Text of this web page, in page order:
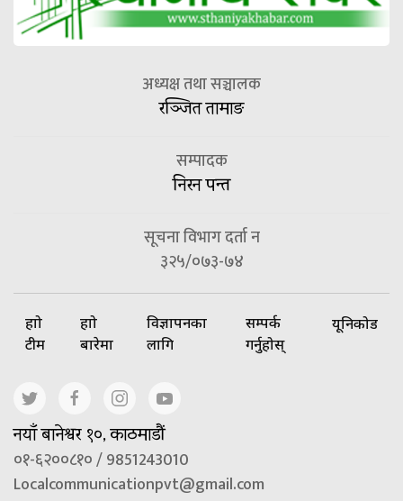
अध्यक्ष तथा सञ्चालक
रञ्जित तामाङ
सम्पादक
निरन पन्त
सूचना विभाग दर्ता न
३२५/०७३-७४
हाम्रो
टीम
हाम्रो
बारेमा
विज्ञापनका
लागि
सम्पर्क
गर्नुहोस्
यूनिकोड
नयाँ बानेश्वर १०, काठमाडौं
०१-६२००८१० / 9851243010
Localcommunicationpvt@gmail.com